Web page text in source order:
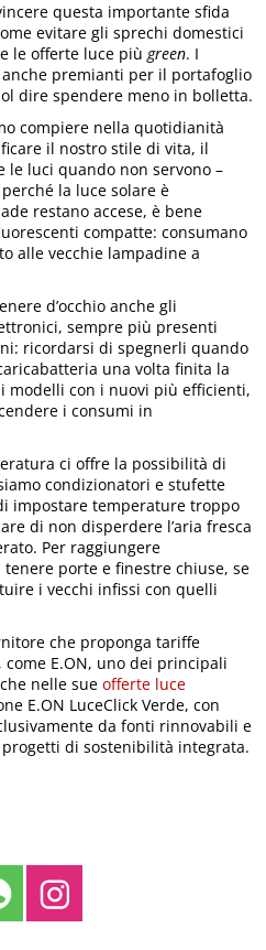
questa importante sfida
evitare gli sprechi domestici
le offerte luce piùgreen. I
premianti per il portafoglio
dire spendere meno in bolletta.
compiere nella quotidianità
il nostro stile di vita, il
le luci quando non servono –
la luce solare è
restano accese, è bene
compatte: consumano
alle vecchie lampadine a
d’occhio anche gli
sempre più presenti
ricordarsi di spegnerli quando
una volta finita la
modelli con i nuovi più efficienti,
i consumi in
ci offre la possibilità di
condizionatori e stufette
impostare temperature troppo
di non disperdere l’aria fresca
Per raggiungere
porte e finestre chiuse, se
i vecchi infissi con quelli
che proponga tariffe
, come E.ON, uno dei principali
nelle sueofferte luce
E.ON LuceClick Verde, con
da fonti rinnovabili e
di sostenibilità integrata.